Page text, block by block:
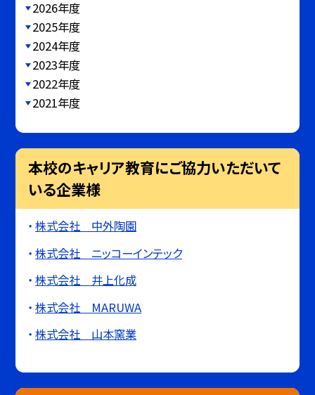
2026年度
2025年度
2024年度
2023年度
2022年度
2021年度
本校のキャリア教育にご協力いただいて
いる企業様
株式会社 中外陶園
株式会社 ニッコーインテック
株式会社 井上化成
株式会社 MARUWA
株式会社 山本窯業